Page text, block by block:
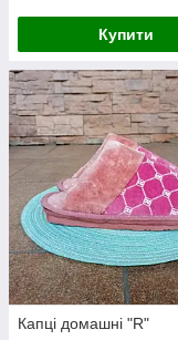
Купити
Капці домашні "R"